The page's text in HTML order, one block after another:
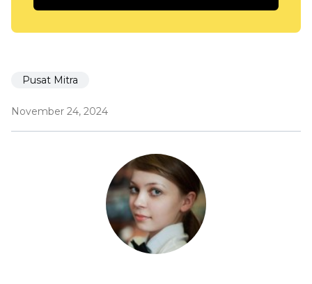
Pusat Mitra
November 24, 2024